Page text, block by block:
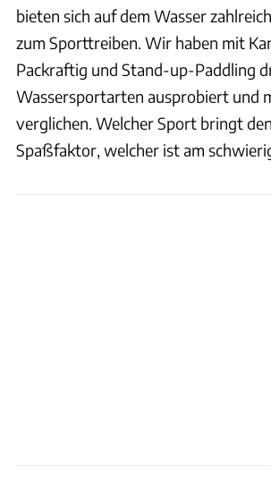
bieten sich auf dem Wasser
zum Sporttreiben. Wir haben mit
Packraftig und Stand-up-Paddling
Wassersportarten ausprobiert und
verglichen. Welcher Sport bringt
Spaßfaktor, welcher ist am